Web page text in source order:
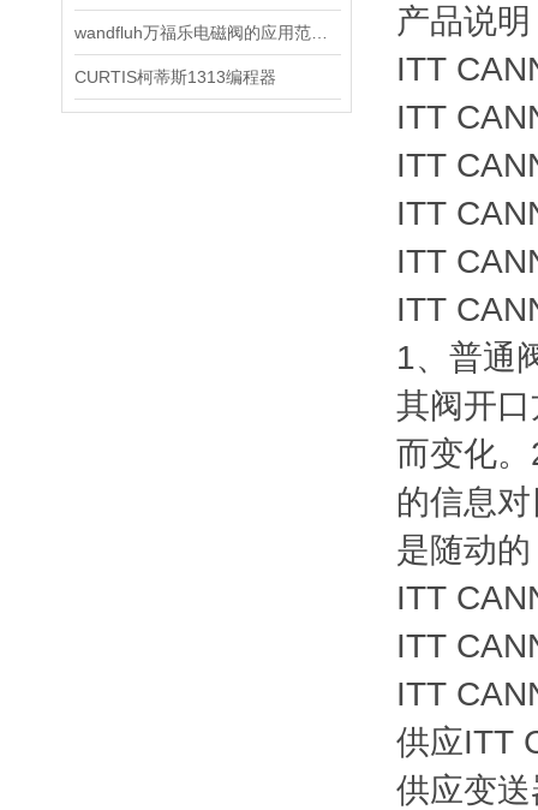
CURTIS柯蒂斯1313编程器
产品说
ITT
ITT
ITT
ITT
ITT
ITT
1、普通
其阀开
而变化
的信息
是随动
ITT
ITT
ITT
供应ITT
供应变